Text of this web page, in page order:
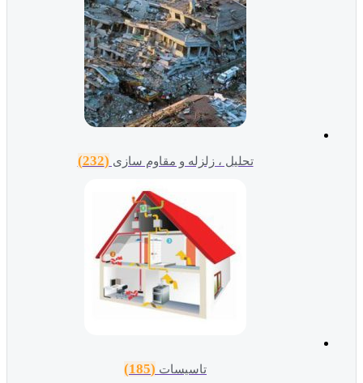
تحلیل ، زلزله و مقاوم سازی (232)
تاسیسات (185)